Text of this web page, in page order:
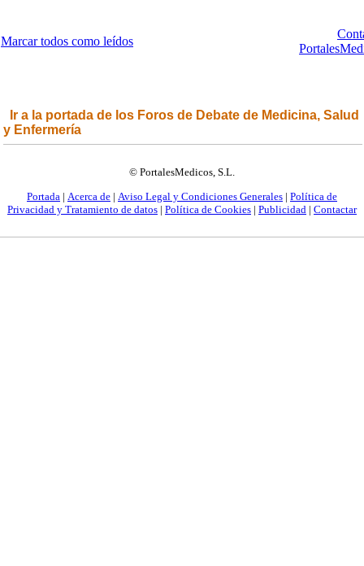
Marcar todos como leídos
Ir a la portada de los Foros de Debate de Medicina, Salud
y Enfermería
© PortalesMedicos, S.L.
Portada | Acerca de | Aviso Legal y Condiciones Generales | Política de
Privacidad y Tratamiento de datos | Política de Cookies | Publicidad | Contactar